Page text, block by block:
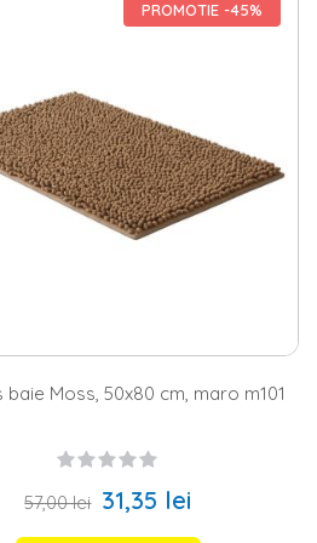
din diferite materiale,
baie. Acesta contine doua piese: un
o forma specifica.
De exemplu, poti asorta modelul
si bucura-te apoi de propriul
PROMOTIE -45%
Moss, 50x80 cm, maro m101
57,00 lei 31,35 lei